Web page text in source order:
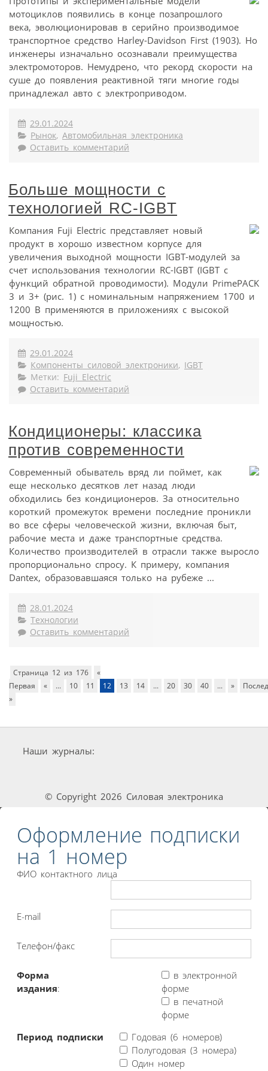
мотоциклов появились в конце позапрошлого
века, эволюционировав в серийно производимое
транспортное средство Harley-Davidson First (1903). Но
инженеры изначально осознавали преимущества
электромоторов. Немудрено, что рекорд скорости на
суше до появления реактивной тяги многие годы
принадлежал авто с электроприводом.
29.01.2024
Рынок, Автомобильная электроника
Оставить комментарий
Больше мощности с
технологией RC-IGBT
Компания Fuji Electric представляет новый
продукт в хорошо известном корпусе для
увеличения выходной мощности IGBT-модулей за
счет использования технологии RC-IGBT (IGBT с
функций обратной проводимости). Модули PrimePACK
3 и 3+ (рис. 1) с номинальным напряжением 1700 и
1200 В применяются в приложениях с высокой
мощностью.
29.01.2024
Компоненты силовой электроники, IGBT
Метки: Fuji Electric
Оставить комментарий
Кондиционеры: классика
против современности
Современный обыватель вряд ли поймет, как
еще несколько десятков лет назад люди
обходились без кондиционеров. За относительно
короткий промежуток времени последние проникли
во все сферы человеческой жизни, включая быт,
рабочие места и даже транспортные средства.
Количество производителей в отрасли также выросло
пропорционально спросу. К примеру, компания
Dantex, образовавшаяся только на рубеже ...
28.01.2024
Технологии
Оставить комментарий
Страница 12 из 176
«
Первая
« ... 10 11 12 13 14 ... 20 30 40 ... »
»
Наши журналы:
© Copyright 2026 Силовая электроника
Оформление подписки
на 1 номер
ФИО контактного лица
E-mail
Телефон/факс
Форма
издания:
в электронной
форме
в печатной
форме
Период подписки
Годовая (6 номеров)
Полугодовая (3 номера)
Один номер